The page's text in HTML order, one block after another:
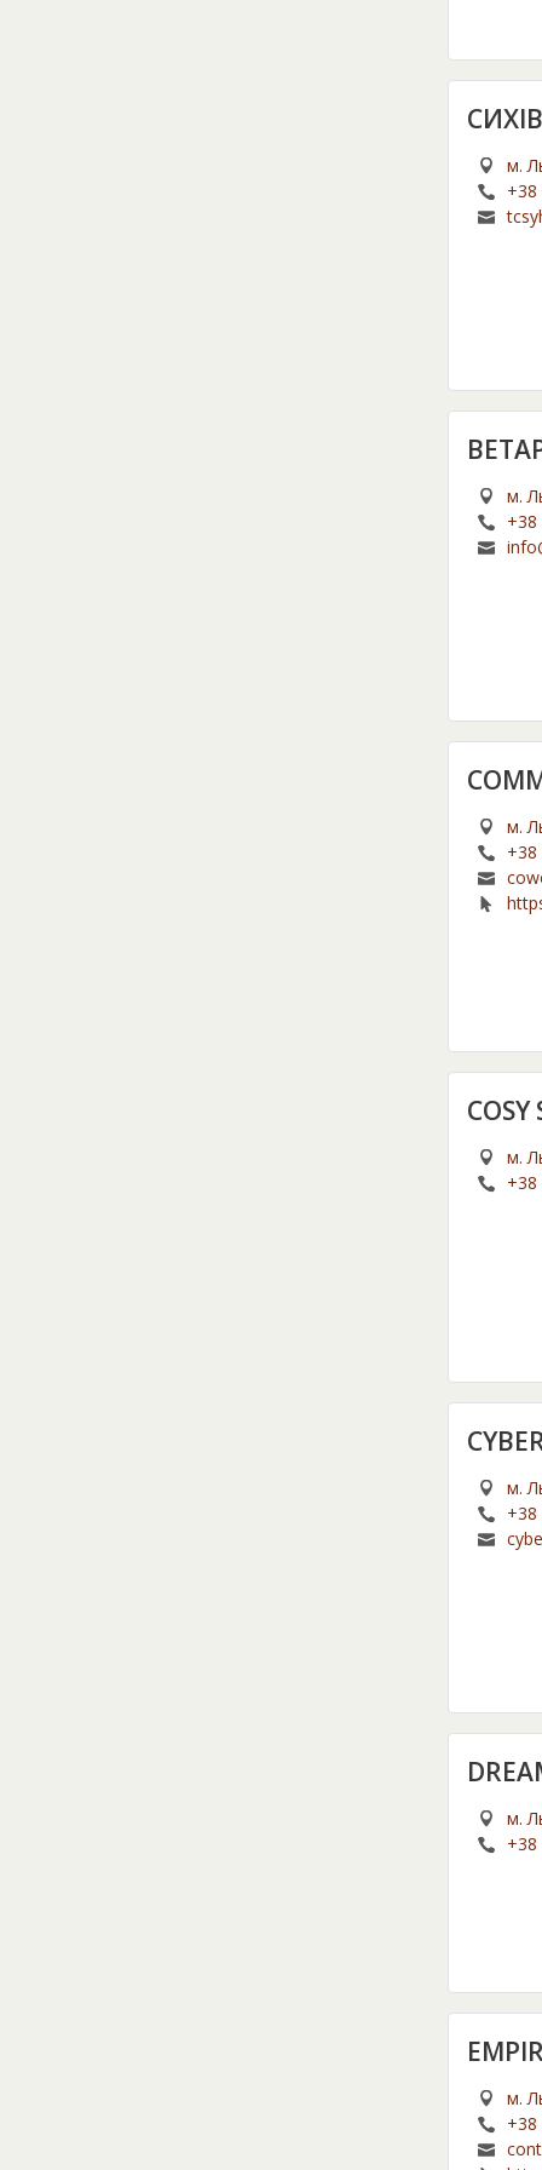
м.
+38
м.
+38
м.
+38
м.
+38
м.
+38
м.
+38
м.
+38